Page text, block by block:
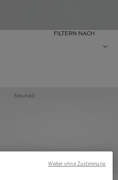
FILTERN NACH
Neuheit
Weiter ohne Zustimmung